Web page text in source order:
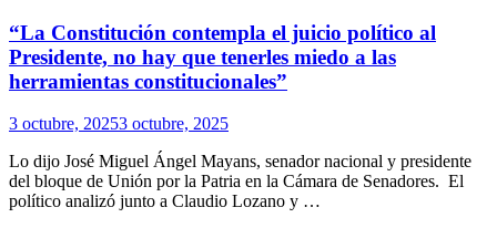
“La Constitución contempla el juicio político al
Presidente, no hay que tenerles miedo a las
herramientas constitucionales”
3 octubre, 20253 octubre, 2025
Lo dijo José Miguel Ángel Mayans, senador nacional y presidente
del bloque de Unión por la Patria en la Cámara de Senadores. El
político analizó junto a Claudio Lozano y …